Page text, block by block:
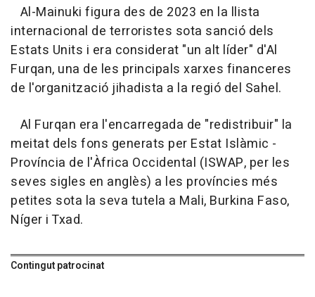
Al-Mainuki figura des de 2023 en la llista
internacional de terroristes sota sanció dels
Estats Units i era considerat "un alt líder" d'Al
Furqan, una de les principals xarxes financeres
de l'organització jihadista a la regió del Sahel.
Al Furqan era l'encarregada de "redistribuir" la
meitat dels fons generats per Estat Islàmic -
Província de l'Àfrica Occidental (ISWAP, per les
seves sigles en anglès) a les províncies més
petites sota la seva tutela a Mali, Burkina Faso,
Níger i Txad.
Contingut patrocinat